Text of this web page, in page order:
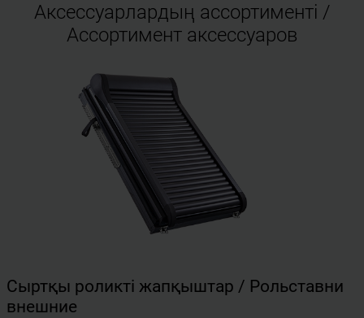
Аксессуарлардың ассортименті /
Ассортимент аксессуаров
Сыртқы роликті жапқыштар / Рольставни
внешние